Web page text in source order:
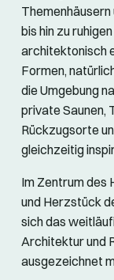
bis hin zu
architektonisch
Formen,
die Umgebung
private Saunen,
Rückzugsorte
gleichzeitig
Im Zentrum des
und Herzstück
sich das
Architektur und
ausgezeichnet